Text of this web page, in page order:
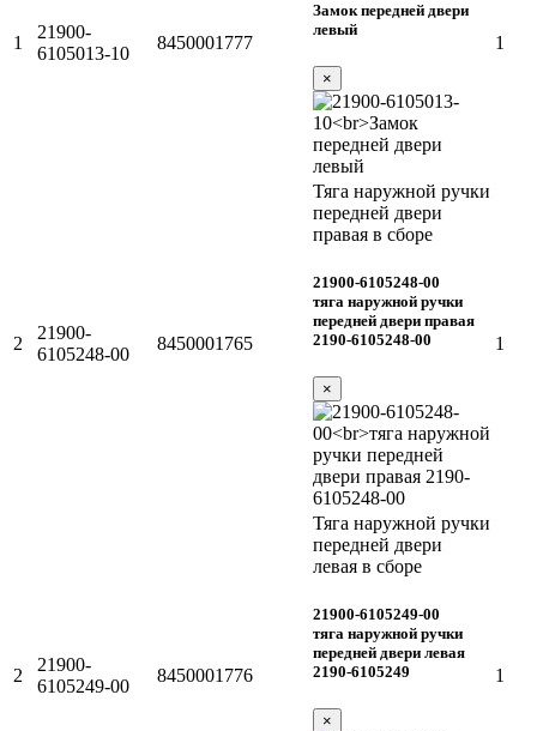
1
21900-
6105013-10
8450001777
Замок передней двери
левый
×
1
2
21900-
6105248-00
8450001765
Тяга наружной ручки
передней двери
правая в сборе
21900-6105248-00
тяга наружной ручки
передней двери правая
2190-6105248-00
×
1
2
21900-
6105249-00
8450001776
Тяга наружной ручки
передней двери
левая в сборе
21900-6105249-00
тяга наружной ручки
передней двери левая
2190-6105249
×
1